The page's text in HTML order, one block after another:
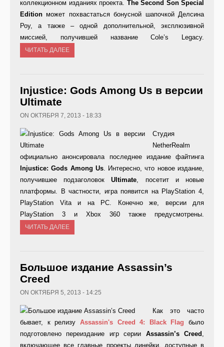
коллекционном изданиях проекта. The Second Son Special
Edition может похвастаться бонусной шапочкой Делсина
Роу, а также – одной дополнительной, эксплюзивной
миссией, получившей название Cole’s Legacy.
ЧИТАТЬ ДАЛЕЕ
Injustice: Gods Among Us в версии
Ultimate
ON ОКТЯБРЯ 7, 2013 - 18:33
Студия
NetherRealm
официально анонсировала последнее издание файтинга
Injustice:Gods Among Us. Интересно, что новое издание,
получившее подзаголовокUltimate, посетит и новые
платформы. В частности, игра появится на PlayStation 4,
PlayStation Vita и на PC. Конечно же, версии для
PlayStation 3 и Xbox 360 также предусмотрены.
ЧИТАТЬ ДАЛЕЕ
Большое издание Assassin’s
Creed
ON ОКТЯБРЯ 5, 2013 - 14:25
Как это часто
бывает, к релизу Assassin's Creed 4: Black Flag
было
подготовлено переиздание игр серии Assassin’sCreed ,
включающее все главные проекты линейки, доступные в